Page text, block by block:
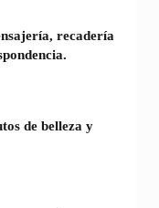
recadería
de belleza y